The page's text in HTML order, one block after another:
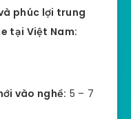
phúc lợi trung
tại Việt Nam:
vào nghề: 5 – 7